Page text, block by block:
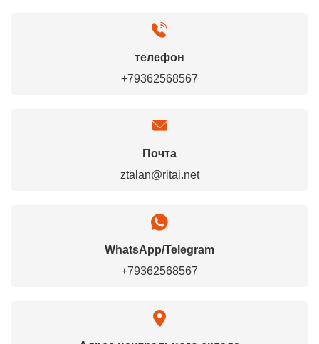
телефон
+79362568567
Почта
ztalan@ritai.net
WhatsApp/Telegram
+79362568567